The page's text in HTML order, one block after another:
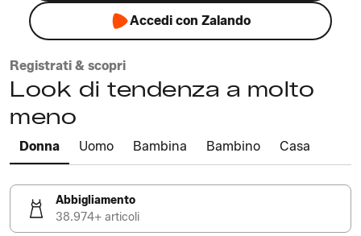
Accedi con Zalando
Registrati & scopri
Look di tendenza a molto
meno
Donna Uomo Bambina Bambino Casa
Abbigliamento
38.974+ articoli